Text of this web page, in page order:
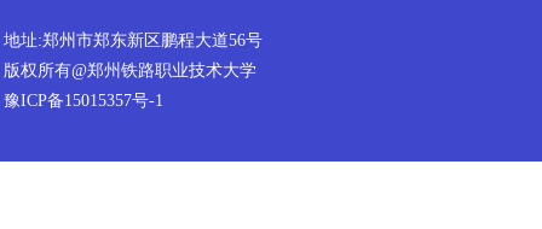
地址:郑州市郑东新区鹏程大道56号
版权所有@郑州铁路职业技术大学
豫ICP备15015357号-1